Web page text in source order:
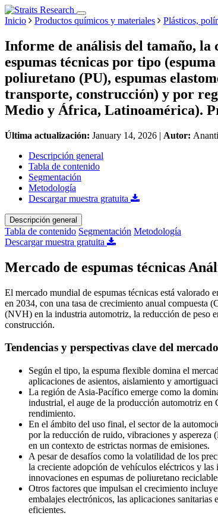
Inicio Productos químicos y materiales Plásticos,
Informe de análisis del tamaño, la
espumas técnicas por tipo
poliuretano (PU), espumas
transporte, construcción) y por
Medio y África, Latinoamérica).
Última actualización: January 14, 2026 | Autor:
Descripción general
Tabla de contenido
Segmentación
Metodología
Descargar muestra gratuita
Descripción general
Tabla de contenido Segmentación Metodología
Descargar muestra gratuita
Mercado de espumas técnicas
El mercado mundial de espumas técnicas está valorado
en 2034, con una tasa de crecimiento anual
(NVH) en la industria automotriz, la reducción de peso
construcción.
Tendencias y perspectivas clave del mercado
Según el tipo, la espuma flexible domina el
aplicaciones de asientos, aislamiento y
La región de Asia-Pacífico emerge como la
industrial, el auge de la producción automotriz en
rendimiento.
En el ámbito del uso final, el sector de la
por la reducción de ruido, vibraciones y
en un contexto de estrictas normas de emisiones.
A pesar de desafíos como la volatilidad de los
la creciente adopción de vehículos eléctricos y
innovaciones en espumas de poliuretano
Otros factores que impulsan el crecimiento
embalajes electrónicos, las aplicaciones
eficientes.